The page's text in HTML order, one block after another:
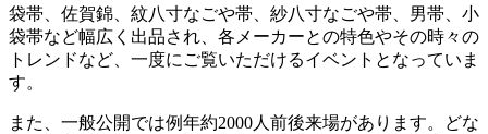
袋帯、佐賀錦、紋八寸なごや帯、紗八寸なごや帯、男帯、小
袋帯など幅広く出品され、各メーカーとの特色やその時々の
トレンドなど、一度にご覧いただけるイベントとなっていま
す。
また、一般公開では例年約2000人前後来場があります。どな